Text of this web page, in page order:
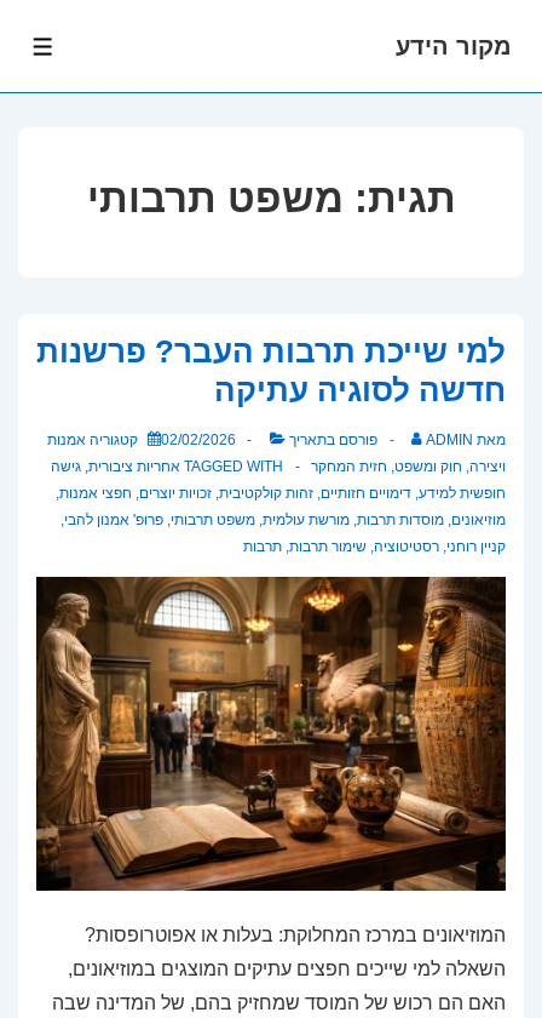
מקור הידע
תגית: משפט תרבותי
למי שייכת תרבות העבר? פרשנות
חדשה לסוגיה עתיקה
מאת ADMIN פורסם בתאריך 02/02/2026 קטגוריה אמנות
ויצירה, חוק ומשפט, חזית המחקר TAGGED WITH אחריות ציבורית, גישה
חופשית למידע, דימויים חזותיים, זהות קולקטיבית, זכויות יוצרים, חפצי אמנות,
מוזיאונים, מוסדות תרבות, מורשת עולמית, משפט תרבותי, פרופ' אמנון להבי,
קניין רוחני, רסטיטוציה, שימור תרבות, תרבות
המוזיאונים במרכז המחלוקת: בעלות או אפוטרופסות?
השאלה למי שייכים חפצים עתיקים המוצגים במוזיאונים,
האם הם רכוש של המוסד שמחזיק בהם, של המדינה שבה